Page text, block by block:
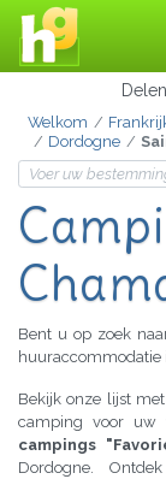
Delen
Welkom
Dordogne
Bent u op zoek
huuraccommodatie
Bekijk onze lijst
camping voor uw
campings
Dordogne.